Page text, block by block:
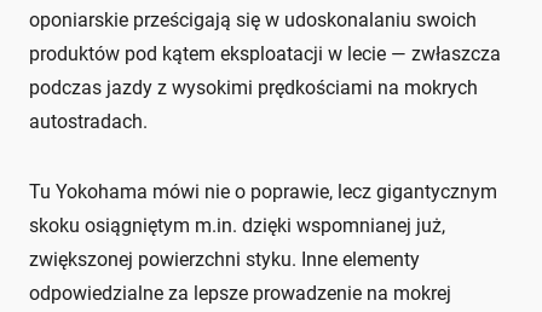
oponiarskie prześcigają się w udoskonalaniu swoich
produktów pod kątem eksploatacji w lecie — zwłaszcza
podczas jazdy z wysokimi prędkościami na mokrych
autostradach.
Tu Yokohama mówi nie o poprawie, lecz gigantycznym
skoku osiągniętym m.in. dzięki wspomnianej już,
zwiększonej powierzchni styku. Inne elementy
odpowiedzialne za lepsze prowadzenie na mokrej